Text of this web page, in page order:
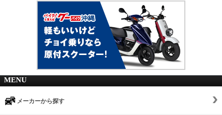
MENU
メーカーから探す